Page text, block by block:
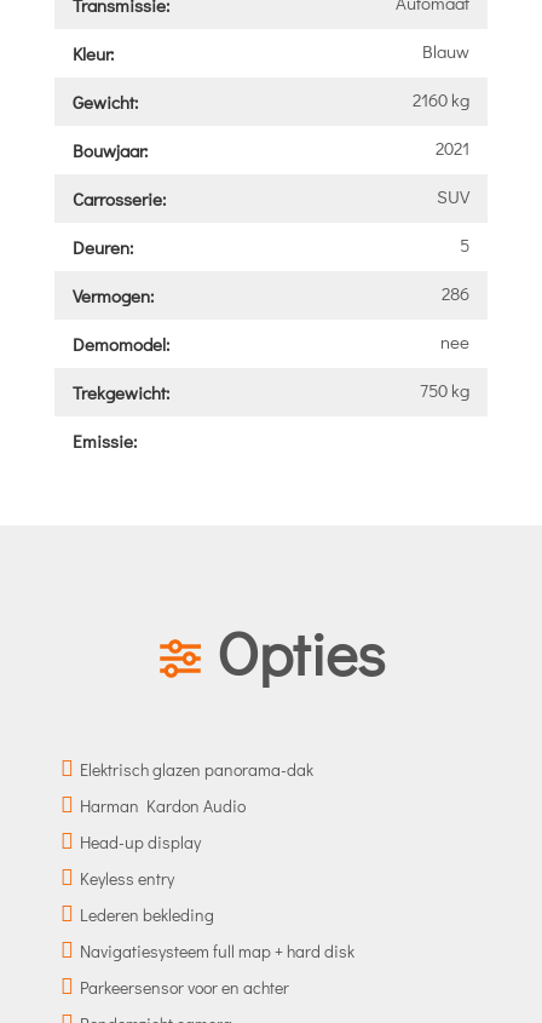
Kleur: Blauw
Gewicht: 2160 kg
Bouwjaar: 2021
Carrosserie: SUV
Deuren: 5
Vermogen: 286
Demomodel: nee
Trekgewicht: 750 kg
Emissie:
Opties
Elektrisch glazen panorama-dak
Harman Kardon Audio
Head-up display
Keyless entry
Lederen bekleding
Navigatiesysteem full map + hard disk
Parkeersensor voor en achter